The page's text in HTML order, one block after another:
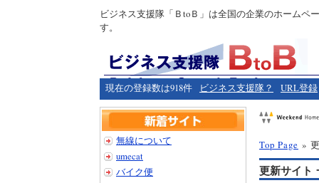
ビジネス支援隊「ＢtoＢ」は全国の企業のホームペ
す。
現在の登録数は918件 ビジネス支援隊？ URL登録
Top Page »
更新サイト
無線について
umecat
バイク便